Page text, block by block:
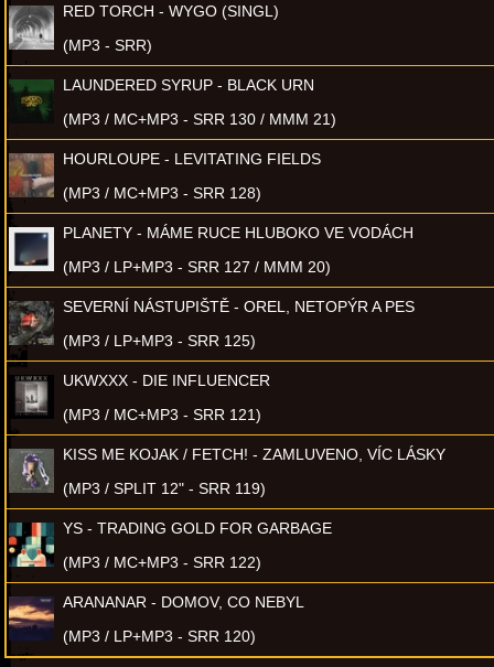
RED TORCH - WYGO (SINGL)
(MP3 - SRR)
LAUNDERED SYRUP - BLACK URN
(MP3 / MC+MP3 - SRR 130 / MMM 21)
HOURLOUPE - LEVITATING FIELDS
(MP3 / MC+MP3 - SRR 128)
PLANETY - MÁME RUCE HLUBOKO VE VODÁCH
(MP3 / LP+MP3 - SRR 127 / MMM 20)
SEVERNÍ NÁSTUPIŠTĚ - OREL, NETOPÝR A PES
(MP3 / LP+MP3 - SRR 125)
UKWXXX - DIE INFLUENCER
(MP3 / MC+MP3 - SRR 121)
KISS ME KOJAK / FETCH! - ZAMLUVENO, VÍC LÁSKY
(MP3 / SPLIT 12" - SRR 119)
YS - TRADING GOLD FOR GARBAGE
(MP3 / MC+MP3 - SRR 122)
ARANANAR - DOMOV, CO NEBYL
(MP3 / LP+MP3 - SRR 120)